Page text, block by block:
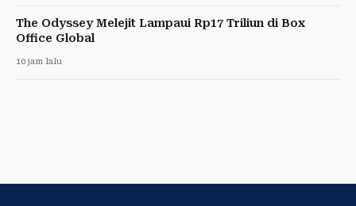
The Odyssey Melejit Lampaui Rp17 Triliun di Box
Office Global
10 jam lalu